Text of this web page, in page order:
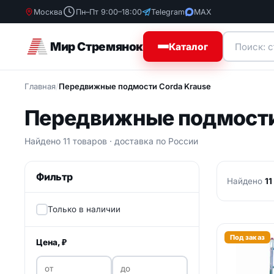
Москва Пн–Пт 9:00–18:00 Telegram MAX
Мир Стремянок Каталог
Стремянки
Лестницы
Лестницы подставки
Строительные подмости
Шарнирные лестницы
Специальные лестницы
Бытовые
стремянки
Главная/Передвижные подмости Corda Krause
Передвижные
Найдено 11 товаров · доставка по России
Фильтр
Только в наличии
Цена, ₽
Найдено 11
Под заказ